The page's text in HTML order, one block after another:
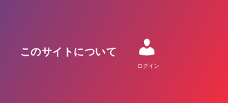
このサイトについて
ログイン